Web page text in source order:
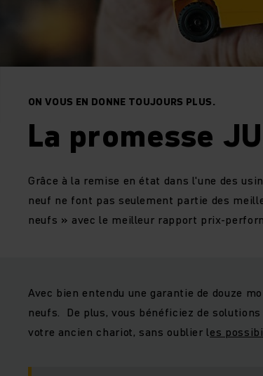
ON VOUS EN DONNE TOUJOURS PLUS.
La promesse
Grâce à la remise en état dans l'une des
neuf ne font pas seulement partie des
neufs » avec le meilleur rapport prix-
Avec bien entendu une garantie de douze
neufs. De plus, vous bénéficiez de
votre ancien chariot, sans oublier les